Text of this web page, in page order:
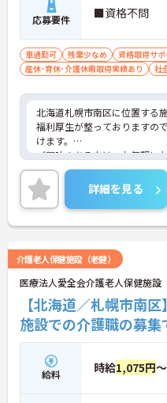
応募要件 ■資格不問
車通勤可 残業少なめ 資格取得サポ
産休･育休･介護休暇取得実績あり
社
北海道札幌市南区に位置する
福利厚生が整っておりますの
けます。
ご興味のある方は、お気軽に
い。
詳細を見る
介護老人保健施設（老健）
医療法人愛全会介護老人保健施
【北海道／札幌市南
施設での介護職の募
給料 時給1,075円～